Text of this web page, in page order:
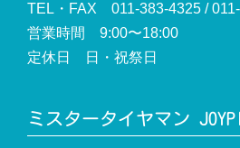
TEL・FAX 011-383-4325 /
営業時間 9:00〜18:00
定休日 日・祝祭日
ミスタータイヤマン